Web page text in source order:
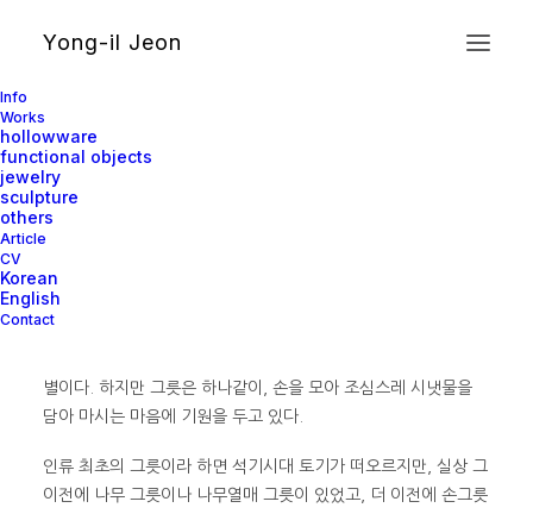
Yong-il Jeon
Info
Works
hollowware
functional objects
jewelry
sculpture
others
Article
CV
Korean
English
Contact
그릇, 공예의 원형 / 허보윤
…. 내가 말하는 그릇이란 식탁 위의 식기로 한정된 것이 아니라,
담을 수 있는 모든 것이다. 반드시 담아 사용하지 않더라도 그 가
능성이 있어 보이는 것까지 모두 그릇이다. 형태도 색도 각양각색
이다. 납작한 접시형에서부터 주둥이가 좁고 엉덩이가 펑퍼짐한
별이다. 하지만 그릇은 하나같이, 손을 모아 조심스레 시냇물을
담아 마시는 마음에 기원을 두고 있다.
인류 최초의 그릇이라 하면 석기시대 토기가 떠오르지만, 실상 그
이전에 나무 그릇이나 나무열매 그릇이 있었고, 더 이전에 손그릇